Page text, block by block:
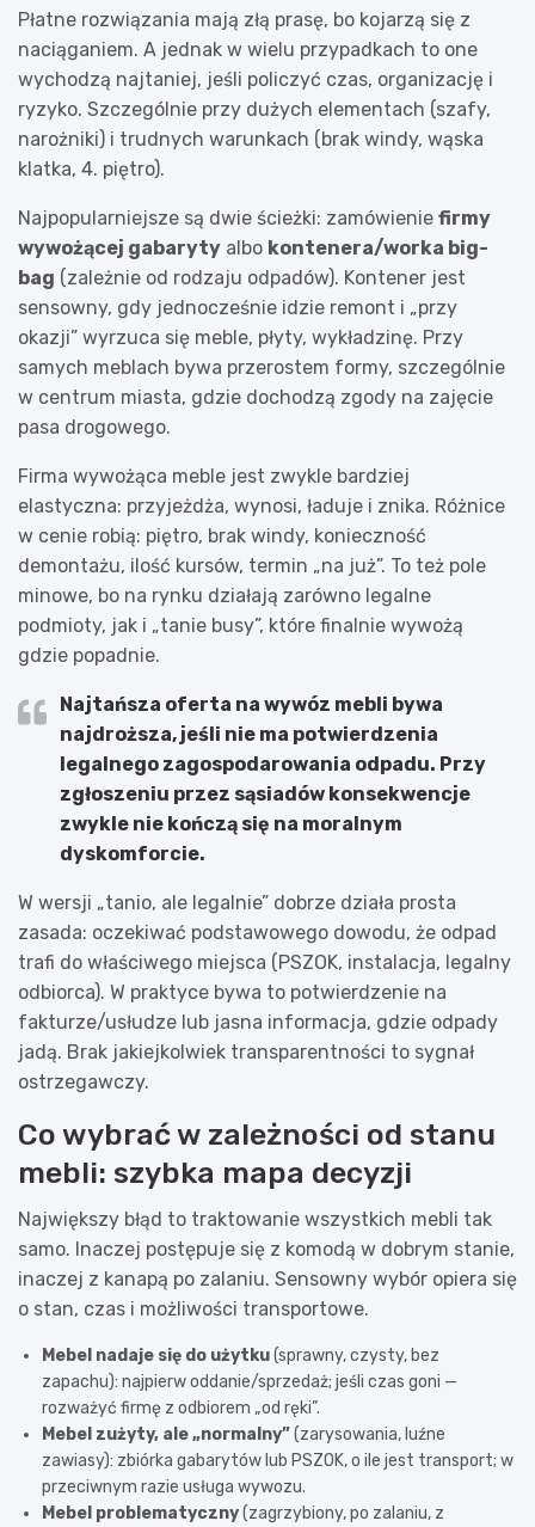
Płatne rozwiązania mają złą prasę, bo kojarzą się z
naciąganiem. A jednak w wielu przypadkach to one
wychodzą najtaniej, jeśli policzyć czas, organizację i
ryzyko. Szczególnie przy dużych elementach (szafy,
narożniki) i trudnych warunkach (brak windy, wąska
klatka, 4. piętro).
Najpopularniejsze są dwie ścieżki: zamówienie firmy
wywożącej gabaryty albo kontenera/worka big-
bag (zależnie od rodzaju odpadów). Kontener jest
sensowny, gdy jednocześnie idzie remont i „przy
okazji” wyrzuca się meble, płyty, wykładzinę. Przy
samych meblach bywa przerostem formy, szczególnie
w centrum miasta, gdzie dochodzą zgody na zajęcie
pasa drogowego.
Firma wywożąca meble jest zwykle bardziej
elastyczna: przyjeżdża, wynosi, ładuje i znika. Różnice
w cenie robią: piętro, brak windy, konieczność
demontażu, ilość kursów, termin „na już”. To też pole
minowe, bo na rynku działają zarówno legalne
podmioty, jak i „tanie busy”, które finalnie wywożą
gdzie popadnie.
Najtańsza oferta na wywóz mebli bywa
najdroższa, jeśli nie ma potwierdzenia
legalnego zagospodarowania odpadu. Przy
zgłoszeniu przez sąsiadów konsekwencje
zwykle nie kończą się na moralnym
dyskomforcie.
W wersji „tanio, ale legalnie” dobrze działa prosta
zasada: oczekiwać podstawowego dowodu, że odpad
trafi do właściwego miejsca (PSZOK, instalacja, legalny
odbiorca). W praktyce bywa to potwierdzenie na
fakturze/usłudze lub jasna informacja, gdzie odpady
jadą. Brak jakiejkolwiek transparentności to sygnał
ostrzegawczy.
Co wybrać w zależności od stanu
mebli: szybka mapa decyzji
Największy błąd to traktowanie wszystkich mebli tak
samo. Inaczej postępuje się z komodą w dobrym stanie,
inaczej z kanapą po zalaniu. Sensowny wybór opiera się
o stan, czas i możliwości transportowe.
Mebel nadaje się do użytku(sprawny, czysty, bez
zapachu): najpierw oddanie/sprzedaż; jeśli czas goni —
rozważyć firmę z odbiorem „od ręki”.
Mebel zużyty, ale „normalny”(zarysowania, luźne
zawiasy): zbiórka gabarytów lub PSZOK, o ile jest transport; w
przeciwnym razie usługa wywozu.
Mebel problematyczny(zagrzybiony, po zalaniu, z